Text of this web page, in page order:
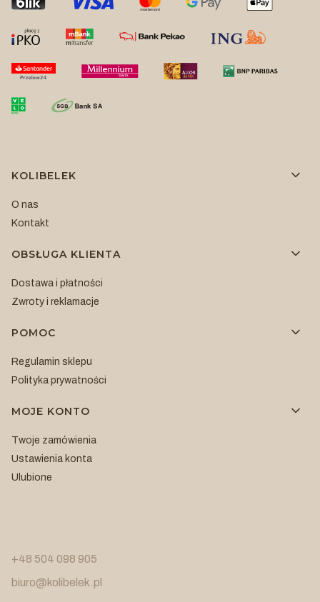
Linki w stopce
KOLIBELEK
O nas
Kontakt
OBSŁUGA KLIENTA
Dostawa i płatności
Zwroty i reklamacje
POMOC
Regulamin sklepu
Polityka prywatności
MOJE KONTO
Twoje zamówienia
Ustawienia konta
Ulubione
+48 504 098 905
biuro@kolibelek.pl